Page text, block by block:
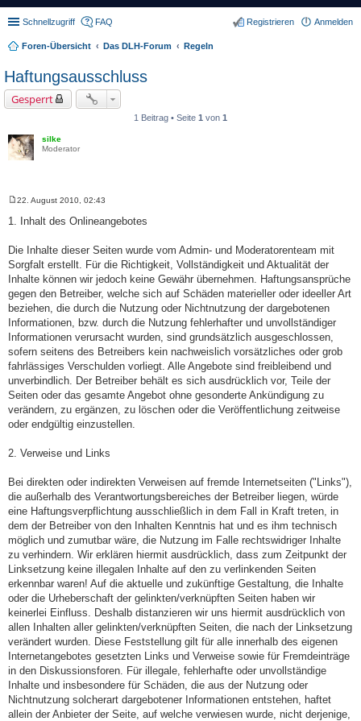
Schnellzugriff FAQ Anmelden
Registrieren
Foren-Übersicht Das DLH-Forum Regeln
Haftungsausschluss
Gesperrt
1 Beitrag • Seite 1 von 1
silke
Moderator
e
a
g
22. August 2010, 02:43
1. Inhalt des Onlineangebotes
Die Inhalte dieser Seiten wurde vom Admin- und Moderatorenteam mit
Sorgfalt erstellt. Für die Richtigkeit, Vollständigkeit und Aktualität der
Inhalte können wir jedoch keine Gewähr übernehmen. Haftungsansprüche
gegen den Betreiber, welche sich auf Schäden materieller oder ideeller Art
beziehen, die durch die Nutzung oder Nichtnutzung der dargebotenen
Informationen, bzw. durch die Nutzung fehlerhafter und unvollständiger
Informationen verursacht wurden, sind grundsätzlich ausgeschlossen,
sofern seitens des Betreibers kein nachweislich vorsätzliches oder grob
fahrlässiges Verschulden vorliegt. Alle Angebote sind freibleibend und
unverbindlich. Der Betreiber behält es sich ausdrücklich vor, Teile der
Seiten oder das gesamte Angebot ohne gesonderte Ankündigung zu
verändern, zu ergänzen, zu löschen oder die Veröffentlichung zeitweise
oder endgültig einzustellen.
2. Verweise und Links
Bei direkten oder indirekten Verweisen auf fremde Internetseiten ("Links"),
die außerhalb des Verantwortungsbereiches der Betreiber liegen, würde
eine Haftungsverpflichtung ausschließlich in dem Fall in Kraft treten, in
dem der Betreiber von den Inhalten Kenntnis hat und es ihm technisch
möglich und zumutbar wäre, die Nutzung im Falle rechtswidriger Inhalte
zu verhindern. Wir erklären hiermit ausdrücklich, dass zum Zeitpunkt der
Linksetzung keine illegalen Inhalte auf den zu verlinkenden Seiten
erkennbar waren! Auf die aktuelle und zukünftige Gestaltung, die Inhalte
oder die Urheberschaft der gelinkten/verknüpften Seiten haben wir
keinerlei Einfluss. Deshalb distanzieren wir uns hiermit ausdrücklich von
allen Inhalten aller gelinkten/verknüpften Seiten, die nach der Linksetzung
verändert wurden. Diese Feststellung gilt für alle innerhalb des eigenen
Internetangebotes gesetzten Links und Verweise sowie für Fremdeinträge
in den Diskussionsforen. Für illegale, fehlerhafte oder unvollständige
Inhalte und insbesondere für Schäden, die aus der Nutzung oder
Nichtnutzung solcherart dargebotener Informationen entstehen, haftet
allein der Anbieter der Seite, auf welche verwiesen wurde, nicht derjenige,